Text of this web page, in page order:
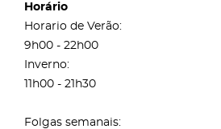
Horário
Horario de Verão:
9h00 - 22h00
Inverno:
11h00 - 21h30
Folgas semanais: